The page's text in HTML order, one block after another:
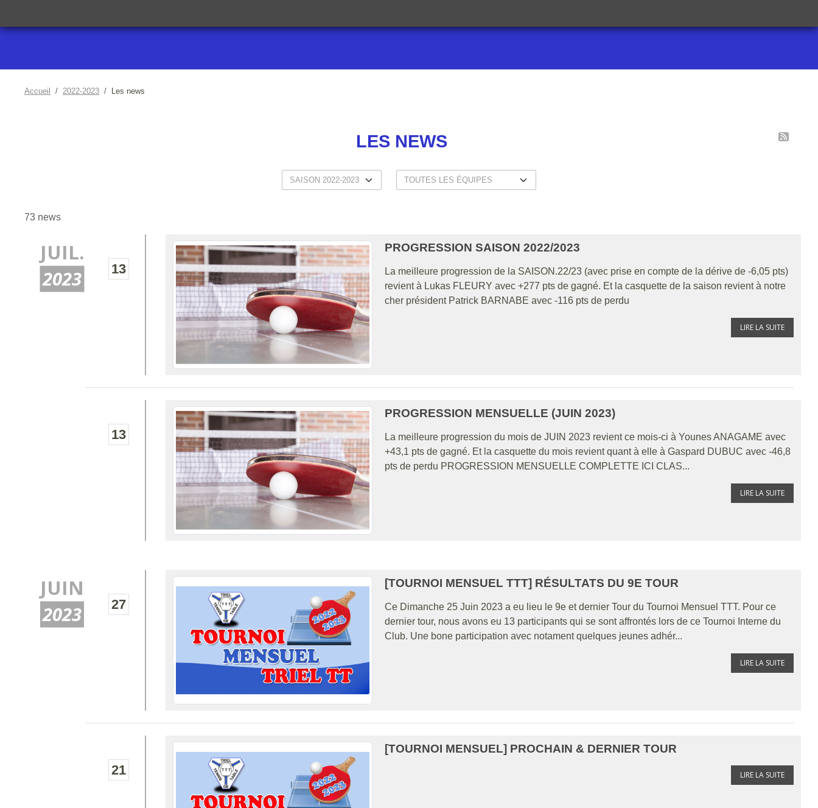
Accueil 2022-2023 Les news
LES NEWS
73 news
JUIL.
2023 13
PROGRESSION SAISON 2022/2023
La meilleure progression de la SAISON.22/23 (avec prise en compte de la dérive de -6,05 pts)
revient à Lukas FLEURY avec +277 pts de gagné. Et la casquette de la saison revient à notre
cher président Patrick BARNABE avec -116 pts de perdu
LIRE LA SUITE
13
PROGRESSION MENSUELLE (JUIN 2023)
La meilleure progression du mois de JUIN 2023 revient ce mois-ci à Younes ANAGAME avec
+43,1 pts de gagné. Et la casquette du mois revient quant à elle à Gaspard DUBUC avec -46,8
pts de perdu PROGRESSION MENSUELLE COMPLETTE ICI CLAS...
LIRE LA SUITE
JUIN
2023 27
[TOURNOI MENSUEL TTT] RÉSULTATS DU 9E TOUR
Ce Dimanche 25 Juin 2023 a eu lieu le 9e et dernier Tour du Tournoi Mensuel TTT. Pour ce
dernier tour, nous avons eu 13 participants qui se sont affrontés lors de ce Tournoi Interne du
Club. Une bone participation avec notament quelques jeunes adhér...
LIRE LA SUITE
21
[TOURNOI MENSUEL] PROCHAIN & DERNIER TOUR
LIRE LA SUITE